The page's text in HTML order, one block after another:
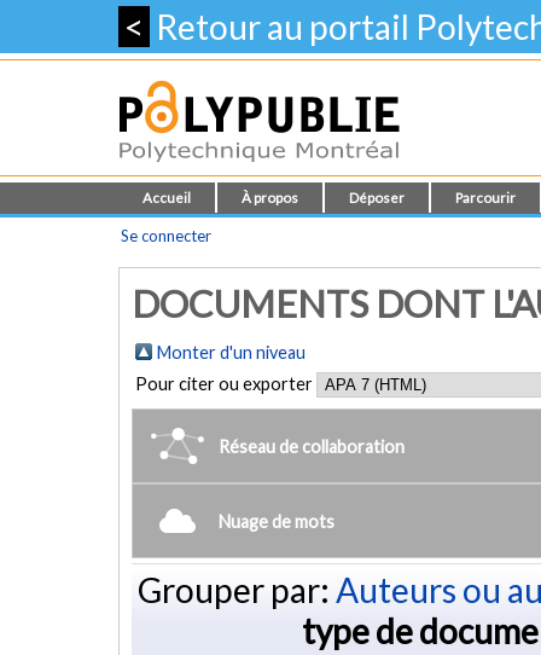
< Retour au portail
Accueil À propos Déposer Parcourir
Se connecter
DOCUMENTS DONT
Monter d'un niveau
Pour citer ou exporter
Réseau de collaboration
Nuage de mots
Grouper par: Auteurs ou
type de